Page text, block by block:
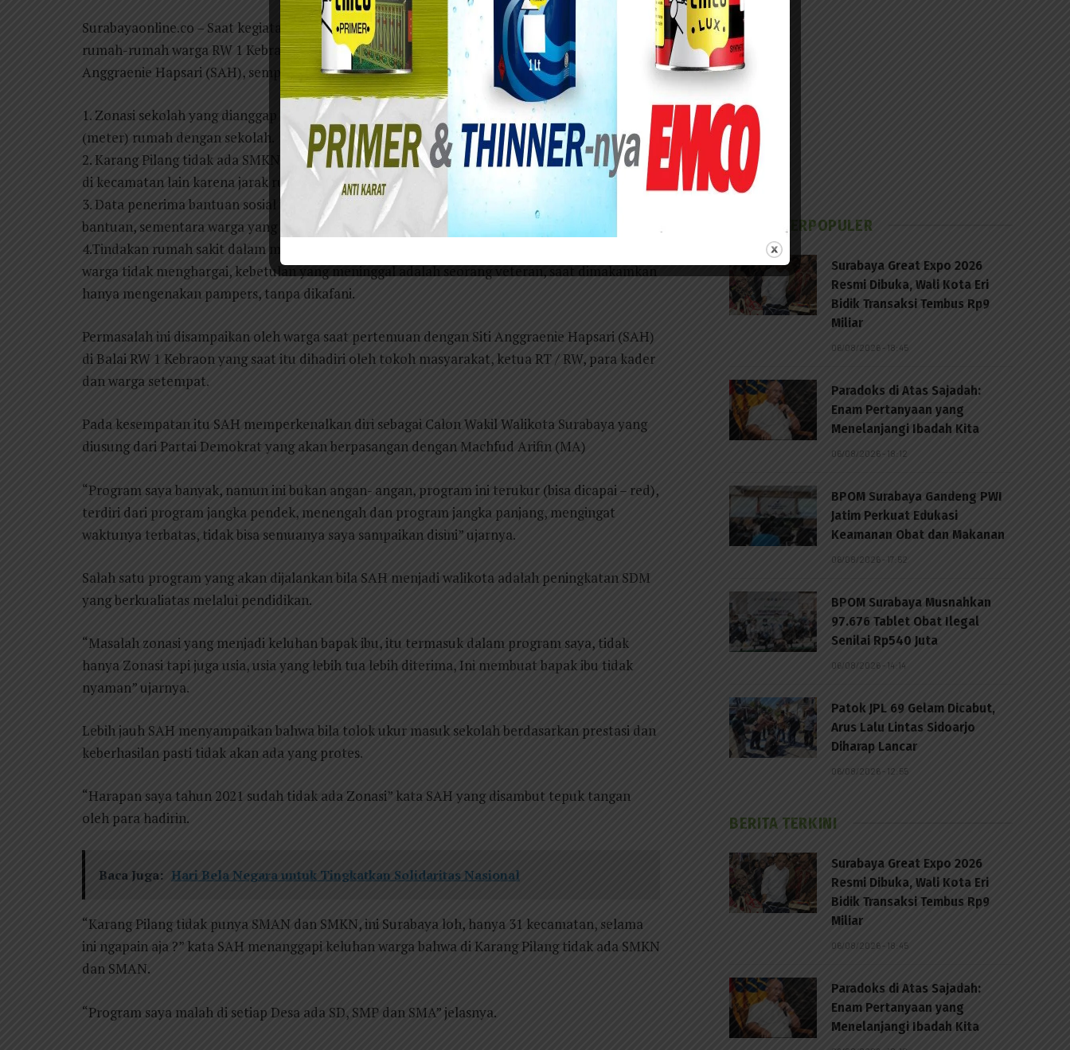
Surabayaonline.co – Saat kegiatan penyemprotan desinfektan untuk pencegahan Covid – 19 di
rumah-rumah warga RW 1 Kebraon, Karang Pilang Surabaya, yang dilaksanakan oleh Tim Siti
Anggraenie Hapsari (SAH), sempat mengemuka permasalahan sosial antara lain :
1. Zonasi sekolah yang dianggap tidak adil, karena persaingan ditentukan dengan ukuran jarak
(meter) rumah dengan sekolah.
2. Karang Pilang tidak ada SMKN dan SMAN, sehingga kalah dalam persaingan bila mendaftar
di kecamatan lain karena jarak rumah dengan sekolah otomatis lebih jauh.
3. Data penerima bantuan sosial yang tidak akurat, warga yang mampu justru mendapat
bantuan, sementara warga yang membutuhkan dan sudah didaftarkan malah tidak menerima.
4.Tindakan rumah sakit dalam menangani pasien meninggal karena Covid 19, yang dinilai
warga tidak menghargai, kebetulan yang meninggal adalah seorang veteran, saat dimakamkan
hanya mengenakan pampers, tanpa dikafani.
Permasalah ini disampaikan oleh warga saat pertemuan dengan Siti Anggraenie Hapsari (SAH)
di Balai RW 1 Kebraon yang saat itu dihadiri oleh tokoh masyarakat, ketua RT / RW, para kader
dan warga setempat.
Pada kesempatan itu SAH memperkenalkan diri sebagai Calon Wakil Walikota Surabaya yang
diusung dari Partai Demokrat yang akan berpasangan dengan Machfud Arifin (MA)
“Program saya banyak, namun ini bukan angan- angan, program ini terukur (bisa dicapai – red),
terdiri dari program jangka pendek, menengah dan program jangka panjang, mengingat
waktunya terbatas, tidak bisa semuanya saya sampaikan disini” ujarnya.
Salah satu program yang akan dijalankan bila SAH menjadi walikota adalah peningkatan SDM
yang berkualiatas melalui pendidikan.
“Masalah zonasi yang menjadi keluhan bapak ibu, itu termasuk dalam program saya, tidak
hanya Zonasi tapi juga usia, usia yang lebih tua lebih diterima, Ini membuat bapak ibu tidak
nyaman” ujarnya.
Lebih jauh SAH menyampaikan bahwa bila tolok ukur masuk sekolah berdasarkan prestasi dan
keberhasilan pasti tidak akan ada yang protes.
“Harapan saya tahun 2021 sudah tidak ada Zonasi” kata SAH yang disambut tepuk tangan
oleh para hadirin.
Baca Juga: Hari Bela Negara untuk Tingkatkan Solidaritas Nasional
“Karang Pilang tidak punya SMAN dan SMKN, ini Surabaya loh, hanya 31 kecamatan, selama
ini ngapain aja ?” kata SAH menanggapi keluhan warga bahwa di Karang Pilang tidak ada SMKN
dan SMAN.
“Program saya malah di setiap Desa ada SD, SMP dan SMA” jelasnya.
BERITA TERPOPULER
Surabaya Great Expo 2026
Resmi Dibuka, Wali Kota Eri
Bidik Transaksi Tembus Rp9
Miliar
06/08/2026 - 18:45
Paradoks di Atas Sajadah:
Enam Pertanyaan yang
Menelanjangi Ibadah Kita
06/08/2026 - 18:12
BPOM Surabaya Gandeng PWI
Jatim Perkuat Edukasi
Keamanan Obat dan Makanan
06/08/2026 - 17:52
BPOM Surabaya Musnahkan
97.676 Tablet Obat Ilegal
Senilai Rp540 Juta
06/08/2026 - 14:14
Patok JPL 69 Gelam Dicabut,
Arus Lalu Lintas Sidoarjo
Diharap Lancar
06/08/2026 - 12:55
BERITA TERKINI
Surabaya Great Expo 2026
Resmi Dibuka, Wali Kota Eri
Bidik Transaksi Tembus Rp9
Miliar
06/08/2026 - 18:45
Paradoks di Atas Sajadah:
Enam Pertanyaan yang
Menelanjangi Ibadah Kita